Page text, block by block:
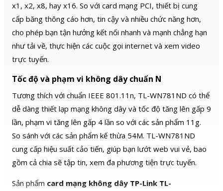
x1, x2, x8, hay x16. So với card mạng PCI, thiết bị cung
cấp băng thông cáo hơn, tin cậy và nhiều chức năng hơn,
cho phép bạn tận hưởng kết nối nhanh và mạnh chẳng hạn
như tải về, thực hiện các cuộc gọi internet và xem video
trực tuyến.
Tốc độ và phạm vi không dây chuẩn N
Tương thích với chuẩn IEEE 801.11n, TL-WN781ND có thể
dễ dàng thiết lạp mạng không dây và tốc độ tăng lên gấp 9
lần, phạm vi tăng lên gấp 4 lần so với các sản phẩm 11g.
So sánh với các sản phẩm kế thừa 54M. TL-WN781ND
cung cấp hiệu suất cảo tiến, giúp bạn lướt web vui vẻ, bao
gồm cả chia sẽ tập tin, xem đa phương tiện trực tuyến.
Sản phẩm card mạng không dây TP-Link TL-